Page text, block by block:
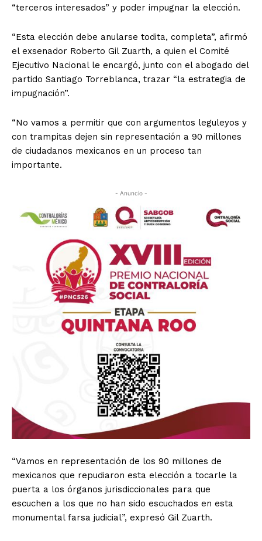
“terceros interesados” y poder impugnar la elección.
“Esta elección debe anularse todita, completa”, afirmó
el exsenador Roberto Gil Zuarth, a quien el Comité
Ejecutivo Nacional le encargó, junto con el abogado del
partido Santiago Torreblanca, trazar “la estrategia de
impugnación”.
“No vamos a permitir que con argumentos leguleyos y
con trampitas dejen sin representación a 90 millones
de ciudadanos mexicanos en un proceso tan
importante.
- Anuncio -
“Vamos en representación de los 90 millones de
mexicanos que repudiaron esta elección a tocarle la
puerta a los órganos jurisdiccionales para que
escuchen a los que no han sido escuchados en esta
monumental farsa judicial”, expresó Gil Zuarth.